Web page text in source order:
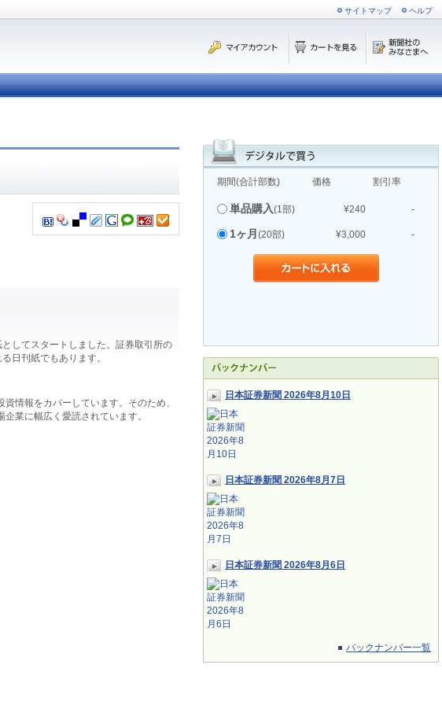
サイトマップ ヘルプ
期間(合計部数) 価格 割引率
単品購入(1部) ¥240 -
1ヶ月 (20部) ¥3,000 -
日本証券新聞 2026年8月10日
日本証券新聞 2026年8月7日
日本証券新聞 2026年8月6日
バックナンバー一覧
してスタートしました。証券取引所の
日刊紙でもあります。
情報をカバーしています。そのため、
業に幅広く愛読されています。